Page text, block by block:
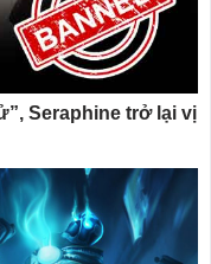
Seraphine trở lại vị